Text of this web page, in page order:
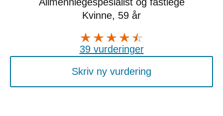
Kvinne, 59 år
39 vurderinger
Skriv ny vurdering